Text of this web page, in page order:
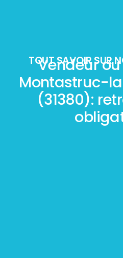
TOUT SAVOIR SUR
Vendeur
Montastruc-
(31380):